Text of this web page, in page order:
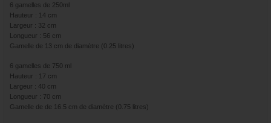
6 gamelles de 250ml
Hauteur : 14 cm
Largeur : 32 cm
Longueur : 56 cm
Gamelle de 13 cm de diamètre (0.25 litres)
6 gamelles de 750 ml
Hauteur : 17 cm
Largeur : 40 cm
Longueur : 70 cm
Gamelle de de 16.5 cm de diamètre (0.75 litres)